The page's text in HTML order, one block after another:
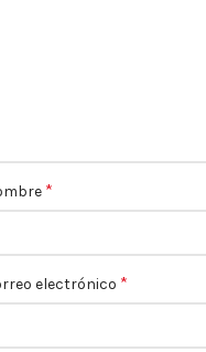
*
electrónico *